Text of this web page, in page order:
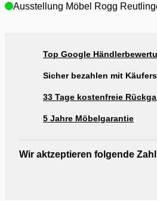
Ausstellung Möbel Rogg
Top Google
Sicher bezahlen mit
33 Tage kostenfreie
5 Jahre Möbelgarantie
Wir aktzeptieren folgende